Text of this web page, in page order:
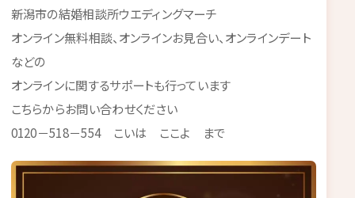
新潟市の結婚相談所ウエディングマーチ
オンライン無料相談、オンラインお見合い、オンラインデート
などの
オンラインに関するサポートも行っています
こちらからお問い合わせください
0120－518－554 こいは ここよ まで